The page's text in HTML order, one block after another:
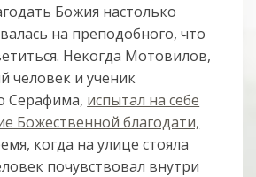
Божия настолько
на преподобного, что
Некогда Мотовилов,
человек и ученик
Серафима, испытал на себе
Божественной благодати,
когда на улице стояла
почувствовал внутри